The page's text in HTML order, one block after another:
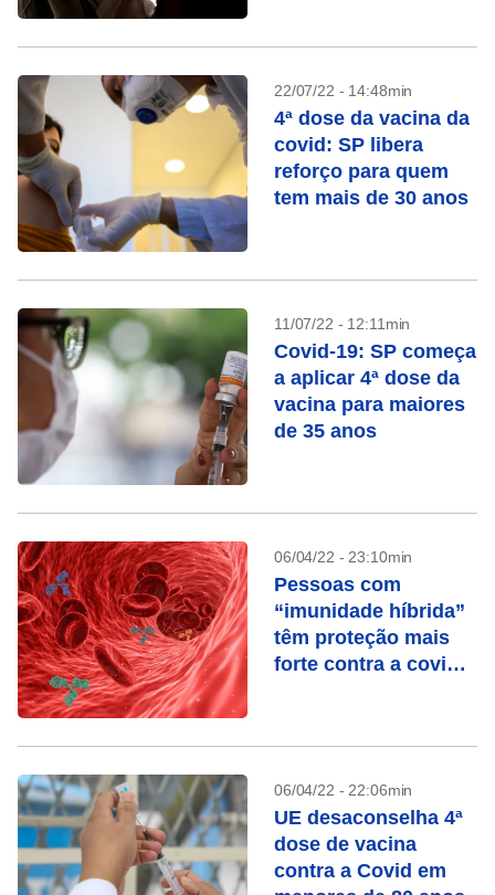
22/07/22 - 14:48min
4ª dose da vacina da
covid: SP libera
reforço para quem
tem mais de 30 anos
11/07/22 - 12:11min
Covid-19: SP começa
a aplicar 4ª dose da
vacina para maiores
de 35 anos
06/04/22 - 23:10min
Pessoas com
“imunidade híbrida”
têm proteção mais
forte contra a covid-
06/04/22 - 22:06min
UE desaconselha 4ª
dose de vacina
contra a Covid em